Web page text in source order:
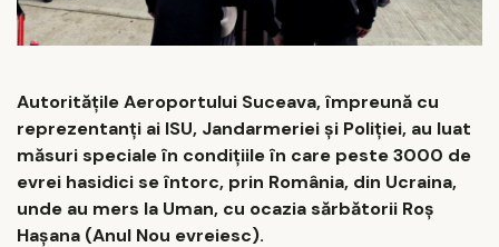
Autorităţile Aeroportului Suceava, împreună cu
reprezentanţi ai ISU, Jandarmeriei și Poliției, au luat
măsuri speciale în condiţiile în care peste 3000 de
evrei hasidici se întorc, prin România, din Ucraina,
unde au mers la Uman, cu ocazia sărbătorii Roș
Hașana (Anul Nou evreiesc).